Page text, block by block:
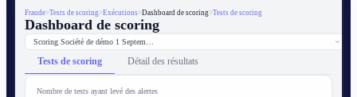
Fraude>Tests de scoring>Exécutions>Dashboard de scoring>Tests de scoring
Dashboard de scoring
Scoring Société de démo 1 Septem…
Tests de scoring Détail des résultats
Nombre de tests ayant levé des alertes